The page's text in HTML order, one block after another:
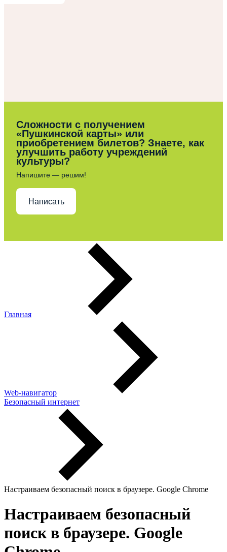
Сложности с получением
«Пушкинской карты» или
приобретением билетов? Знаете, как
улучшить работу учреждений
культуры?
Напишите — решим!
Написать
Главная
Web-навигатор
Безопасный интернет
Настраиваем безопасный поиск в браузере. Google Chrome
Настраиваем безопасный
поиск в браузере. Google